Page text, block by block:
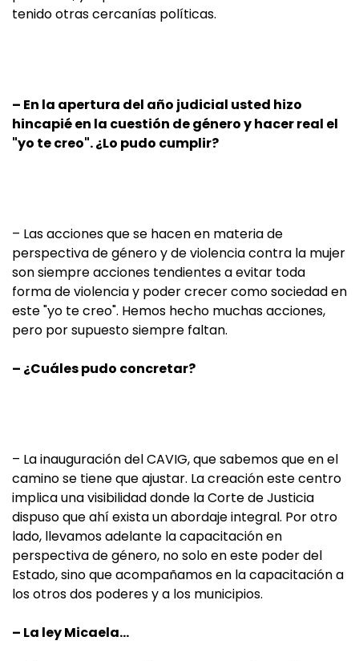
tenido otras cercanías políticas.
– En la apertura del año judicial usted hizo
hincapié en la cuestión de género y hacer real el
"yo te creo". ¿Lo pudo cumplir?
– Las acciones que se hacen en materia de
perspectiva de género y de violencia contra la mujer
son siempre acciones tendientes a evitar toda
forma de violencia y poder crecer como sociedad en
este "yo te creo". Hemos hecho muchas acciones,
pero por supuesto siempre faltan.
– ¿Cuáles pudo concretar?
– La inauguración del CAVIG, que sabemos que en el
camino se tiene que ajustar. La creación este centro
implica una visibilidad donde la Corte de Justicia
dispuso que ahí exista un abordaje integral. Por otro
lado, llevamos adelante la capacitación en
perspectiva de género, no solo en este poder del
Estado, sino que acompañamos en la capacitación a
los otros dos poderes y a los municipios.
– La ley Micaela…